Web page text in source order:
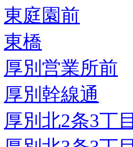
東庭園前
東橋
厚別営業所前
厚別幹線通
厚別北2条3丁目